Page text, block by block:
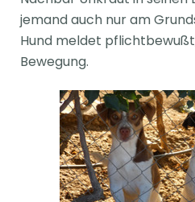
jemand auch nur am
Hund meldet
Bewegung.